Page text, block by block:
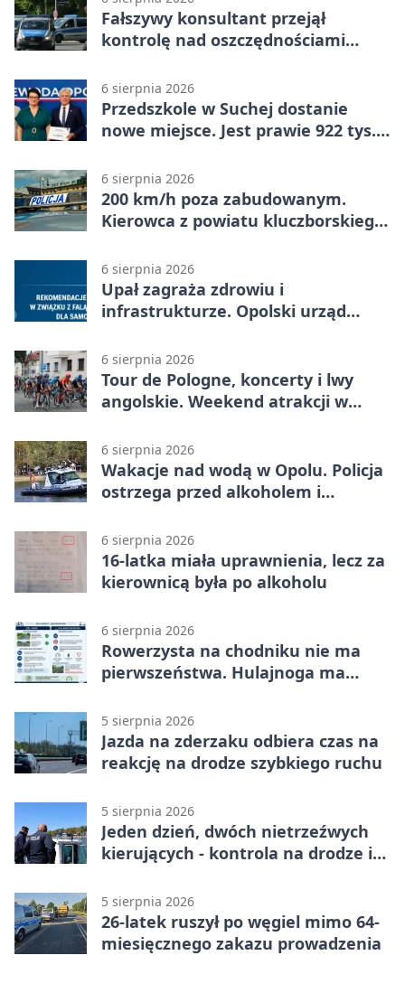
Fałszywy konsultant przejął
kontrolę nad oszczędnościami
6 sierpnia 2026
Przedszkole w Suchej dostanie
nowe miejsce. Jest prawie 922 tys.
6 sierpnia 2026
200 km/h poza zabudowanym.
Kierowca z powiatu kluczborskiego
6 sierpnia 2026
Upał zagraża zdrowiu i
infrastrukturze. Opolski urząd
6 sierpnia 2026
Tour de Pologne, koncerty i lwy
angolskie. Weekend atrakcji w
6 sierpnia 2026
Wakacje nad wodą w Opolu. Policja
ostrzega przed alkoholem i
6 sierpnia 2026
16-latka miała uprawnienia, lecz za
kierownicą była po alkoholu
6 sierpnia 2026
Rowerzysta na chodniku nie ma
pierwszeństwa. Hulajnoga ma
5 sierpnia 2026
Jazda na zderzaku odbiera czas na
reakcję na drodze szybkiego ruchu
5 sierpnia 2026
Jeden dzień, dwóch nietrzeźwych
kierujących - kontrola na drodze i
5 sierpnia 2026
26-latek ruszył po węgiel mimo 64-
miesięcznego zakazu prowadzenia